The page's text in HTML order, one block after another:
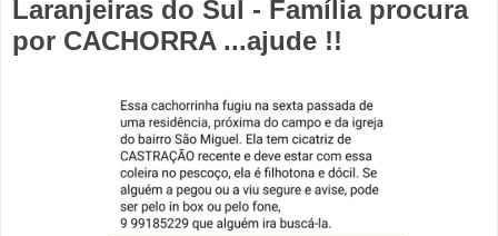
Laranjeiras do Sul - Família procura
por CACHORRA ...ajude !!